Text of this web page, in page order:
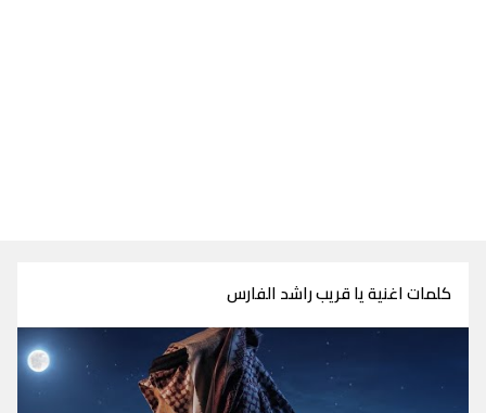
كلمات اغنية يا قريب راشد الفارس